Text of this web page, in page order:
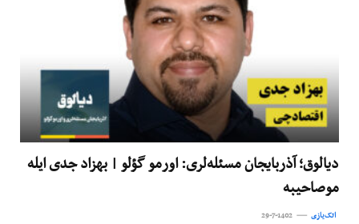
دیالوق؛ آذربایجان مسئله‌لری: اورمو گؤلو | بهزاد جدی ایله
موصاحیبه
اتک‌یازی 29-7-1402